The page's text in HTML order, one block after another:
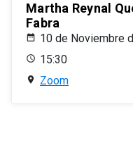
Martha Reynal
Fabra
10 de Noviembre
15:30
Zoom